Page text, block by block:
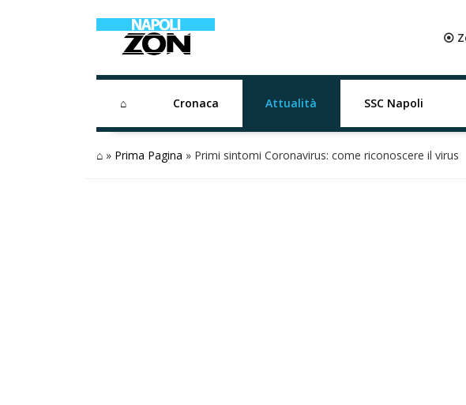
⦿
⌂ Cronaca Attualità SSC Napoli
⌂ » Prima Pagina » Primi sintomi Coronavirus: come riconoscere il virus